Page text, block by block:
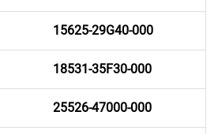
15625-29G40-000
18531-35F30-000
25526-47000-000